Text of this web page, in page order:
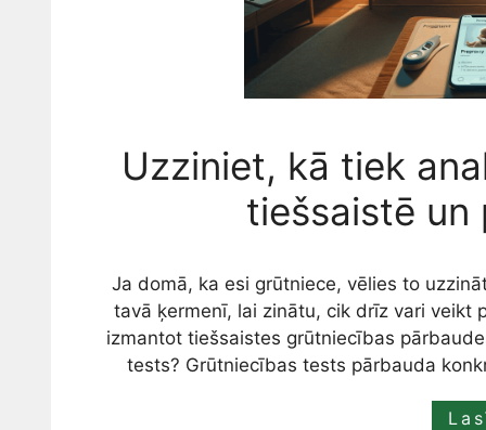
Uzziniet, kā tiek
tiešsaistē un
Ja domā, ka esi grūtniece, vēlies to
tavā ķermenī, lai zinātu, cik drīz vari veikt
izmantot tiešsaistes grūtniecības
tests? Grūtniecības tests pārbauda